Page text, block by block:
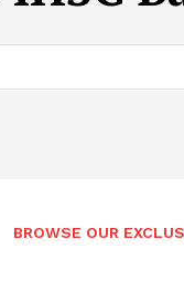
BROWSE OUR